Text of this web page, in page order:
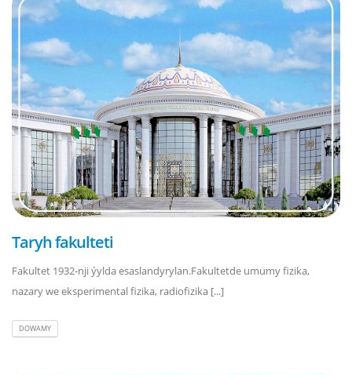
Taryh fakulteti
Fakultet 1932-nji ýylda esaslandyrylan.Fakultetde umumy fizika,
nazary we eksperimental fizika, radiofizika [...]
DOWAMY